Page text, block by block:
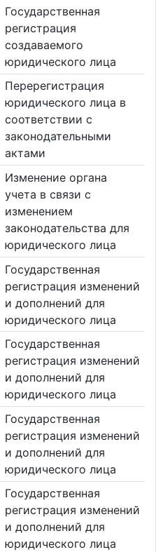
Государственная
регистрация
создаваемого
юридического лица
Перерегистрация
юридического лица в
соответствии с
законодательными
актами
Изменение органа
учета в связи с
изменением
законодательства для
юридического лица
Государственная
регистрация изменений
и дополнений для
юридического лица
Государственная
регистрация изменений
и дополнений для
юридического лица
Государственная
регистрация изменений
и дополнений для
юридического лица
Государственная
регистрация изменений
и дополнений для
юридического лица